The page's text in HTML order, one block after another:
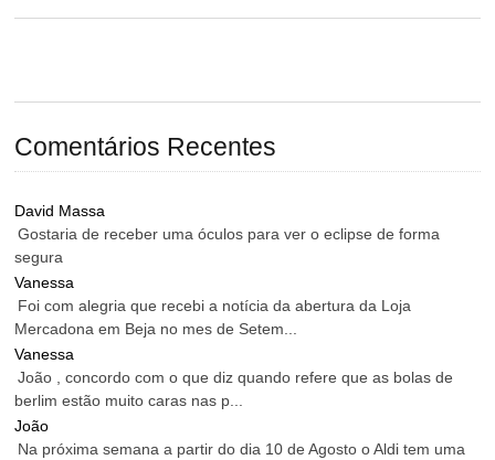
Comentários Recentes
David Massa
Gostaria de receber uma óculos para ver o eclipse de forma
segura
Vanessa
Foi com alegria que recebi a notícia da abertura da Loja
Mercadona em Beja no mes de Setem...
Vanessa
João , concordo com o que diz quando refere que as bolas de
berlim estão muito caras nas p...
João
Na próxima semana a partir do dia 10 de Agosto o Aldi tem uma